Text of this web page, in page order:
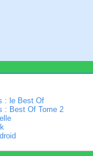
: le Best Of
: Best Of Tome 2